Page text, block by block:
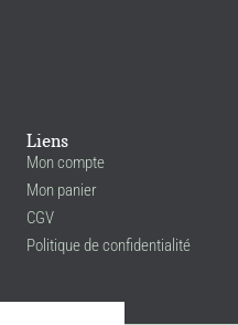
Liens
Mon compte
Mon panier
CGV
Politique de confidentialité